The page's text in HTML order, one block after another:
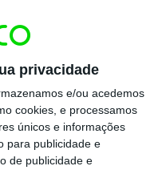
privacidade
e/ou acedemos
cookies, e processamos
únicos e informações
para publicidade e
de publicidade e
visivelmente
defendeu que
e de estar na
com quem
quer lucrar e